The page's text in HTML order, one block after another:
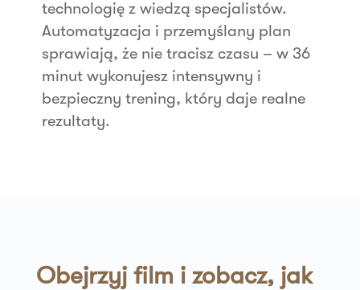
technologię z wiedzą specjalistów.
Automatyzacja i przemyślany plan
sprawiają, że nie tracisz czasu – w 36
minut wykonujesz intensywny i
bezpieczny trening, który daje realne
rezultaty.
Obejrzyj film i zobacz, jak